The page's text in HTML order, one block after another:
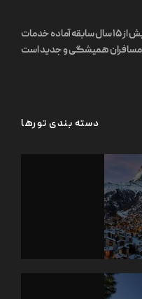
آژانس مسافرتی نگین پرواز پارس با بیش از ۱۵ سال سابقه آماده خدمات
دسته بندی تورها